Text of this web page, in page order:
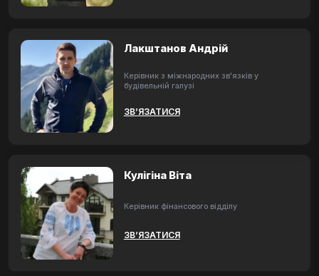
Лакштанов Андрій
Керівник з міжнародних зв'язків у
будівельній галузі
ЗВ’ЯЗАТИСЯ
Кулігіна Віта
Керівник фінансового відділу
ЗВ’ЯЗАТИСЯ